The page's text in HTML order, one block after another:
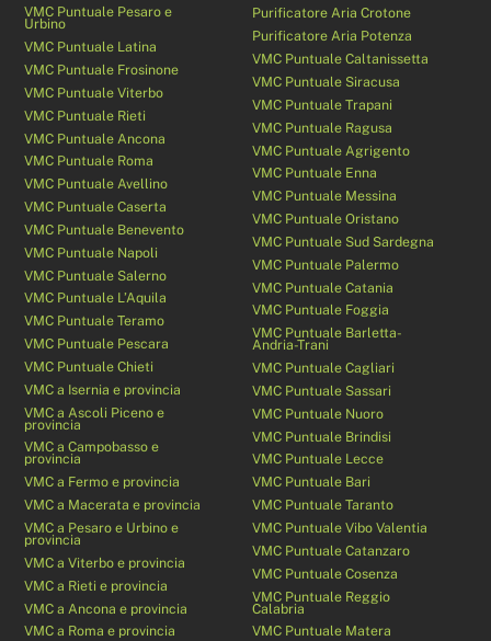
VMC Puntuale Pesaro e
Urbino
VMC Puntuale Latina
VMC Puntuale Frosinone
VMC Puntuale Viterbo
VMC Puntuale Rieti
VMC Puntuale Ancona
VMC Puntuale Roma
VMC Puntuale Avellino
VMC Puntuale Caserta
VMC Puntuale Benevento
VMC Puntuale Napoli
VMC Puntuale Salerno
VMC Puntuale L’Aquila
VMC Puntuale Teramo
VMC Puntuale Pescara
VMC Puntuale Chieti
VMC a Isernia e provincia
VMC a Ascoli Piceno e
provincia
VMC a Campobasso e
provincia
VMC a Fermo e provincia
VMC a Macerata e provincia
VMC a Pesaro e Urbino e
provincia
VMC a Viterbo e provincia
VMC a Rieti e provincia
VMC a Ancona e provincia
VMC a Roma e provincia
Purificatore Aria Crotone
Purificatore Aria Potenza
VMC Puntuale Caltanissetta
VMC Puntuale Siracusa
VMC Puntuale Trapani
VMC Puntuale Ragusa
VMC Puntuale Agrigento
VMC Puntuale Enna
VMC Puntuale Messina
VMC Puntuale Oristano
VMC Puntuale Sud Sardegna
VMC Puntuale Palermo
VMC Puntuale Catania
VMC Puntuale Foggia
VMC Puntuale Barletta-
Andria-Trani
VMC Puntuale Cagliari
VMC Puntuale Sassari
VMC Puntuale Nuoro
VMC Puntuale Brindisi
VMC Puntuale Lecce
VMC Puntuale Bari
VMC Puntuale Taranto
VMC Puntuale Vibo Valentia
VMC Puntuale Catanzaro
VMC Puntuale Cosenza
VMC Puntuale Reggio
Calabria
VMC Puntuale Matera